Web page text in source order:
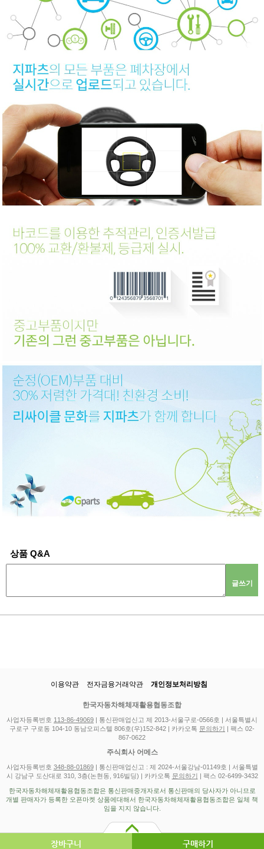
상품 Q&A
글쓰기
장바구니 구매하기
이용약관 전자금융거래약관 개인정보처리방침
한국자동차해체재활용협동조합
사업자등록번호 113-86-49069 | 통신판매업신고 제 2013-서울구로-0566호 | 서울특별시
구로구 구로동 104-10 동남오피스텔 806호(우)152-842 | 카카오톡 문의하기 | 팩스 02-
867-0622
주식회사 어메스
사업자등록번호 348-88-01869| 통신판매업신고 : 제 2024-서울강남-01149호 | 서울특별
시 강남구 도산대로 310, 3층(논현동, 916빌딩) | 카카오톡 문의하기 | 팩스 02-6499-3432
한국자동차해체재활용협동조합은 통신판매중개자로서 통신판매의 당사자가 아니므로
개별 판매자가 등록한 오픈마켓 상품에대해서 한국자동차해체재활용협동조합은 일체 책
임을 지지 않습니다.